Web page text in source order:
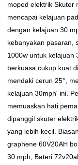
moped elektrik Skuter
mencapai kelajuan
dengan kelajuan 30
kebanyakan pasaran,
1000w untuk kelajuan
berkuasa cukup kuat
mendaki cerun 25°,
kelajuan 30mph' ini.
memuaskan hati
dipanggil skuter
yang lebih kecil.
graphene 60V20AH
30 mph, Bateri